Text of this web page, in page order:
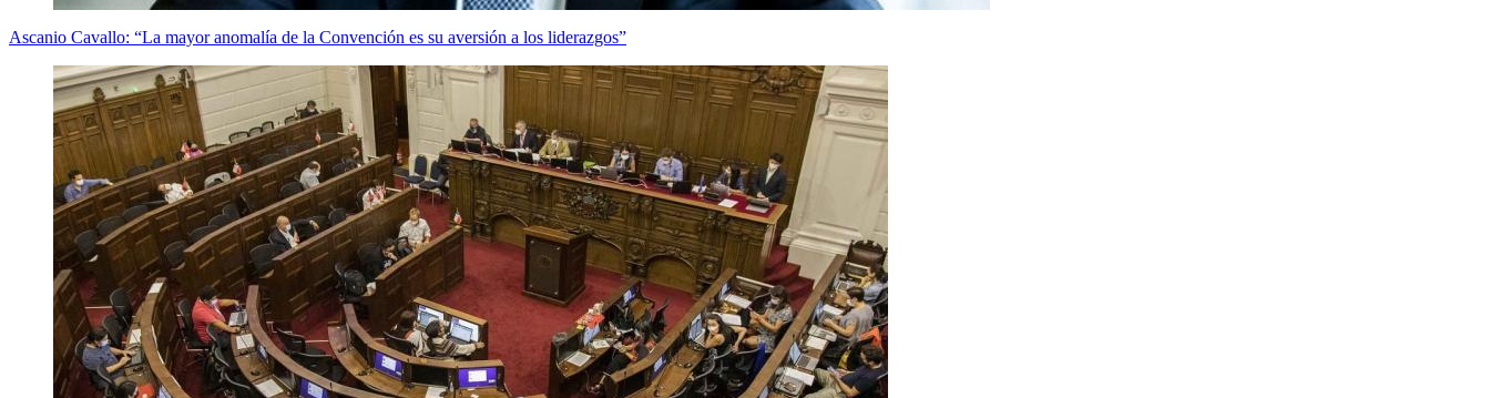
Ascanio Cavallo: “La mayor anomalía de la Convención es su aversión a los liderazgos”